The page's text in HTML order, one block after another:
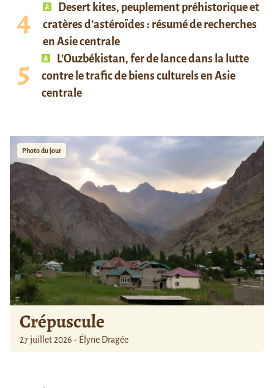
Desert kites, peuplement préhistorique et
cratères d’astéroïdes : résumé de recherches
en Asie centrale
L’Ouzbékistan, fer de lance dans la lutte
contre le trafic de biens culturels en Asie
centrale
Photo du jour
Crépuscule
27 juillet 2026 - Élyne Dragée